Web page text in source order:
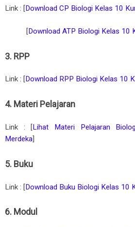
Link : [Download CP Biologi Kelas 10
[Download ATP Biologi Kelas 10
3. RPP
Link : [ Download RPP Biologi Kelas 10
4. Materi Pelajaran
Link : [Lihat Materi Pelajaran
Merdeka]
5. Buku
Link : [Download Buku Biologi Kelas 10
6. Modul